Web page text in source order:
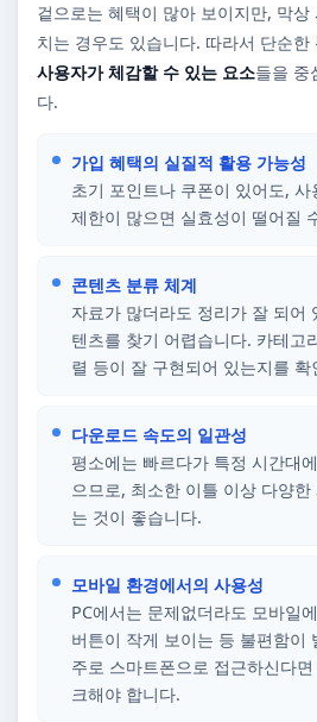
겉으로는 혜택이 많아 보이지만, 막상
치는 경우도 있습니다. 따라서 단순한
사용자가 체감할 수 있는 요소들을 중
다.
가입 혜택의 실질적 활용 가능성
초기 포인트나 쿠폰이 있어도,
제한이 많으면 실효성이 떨어질
콘텐츠 분류 체계
자료가 많더라도 정리가 잘 되어
텐츠를 찾기 어렵습니다. 카테고
렬 등이 잘 구현되어 있는지를 확
다운로드 속도의 일관성
평소에는 빠르다가 특정 시간대
으므로, 최소한 이틀 이상 다양
는 것이 좋습니다.
모바일 환경에서의 사용성
PC에서는 문제없더라도 모바일
버튼이 작게 보이는 등 불편함이
주로 스마트폰으로 접근하신다
크해야 합니다.